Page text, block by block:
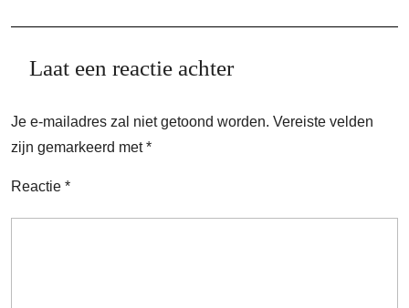
Laat een reactie achter
Je e-mailadres zal niet getoond worden. Vereiste velden
zijn gemarkeerd met*
Reactie *